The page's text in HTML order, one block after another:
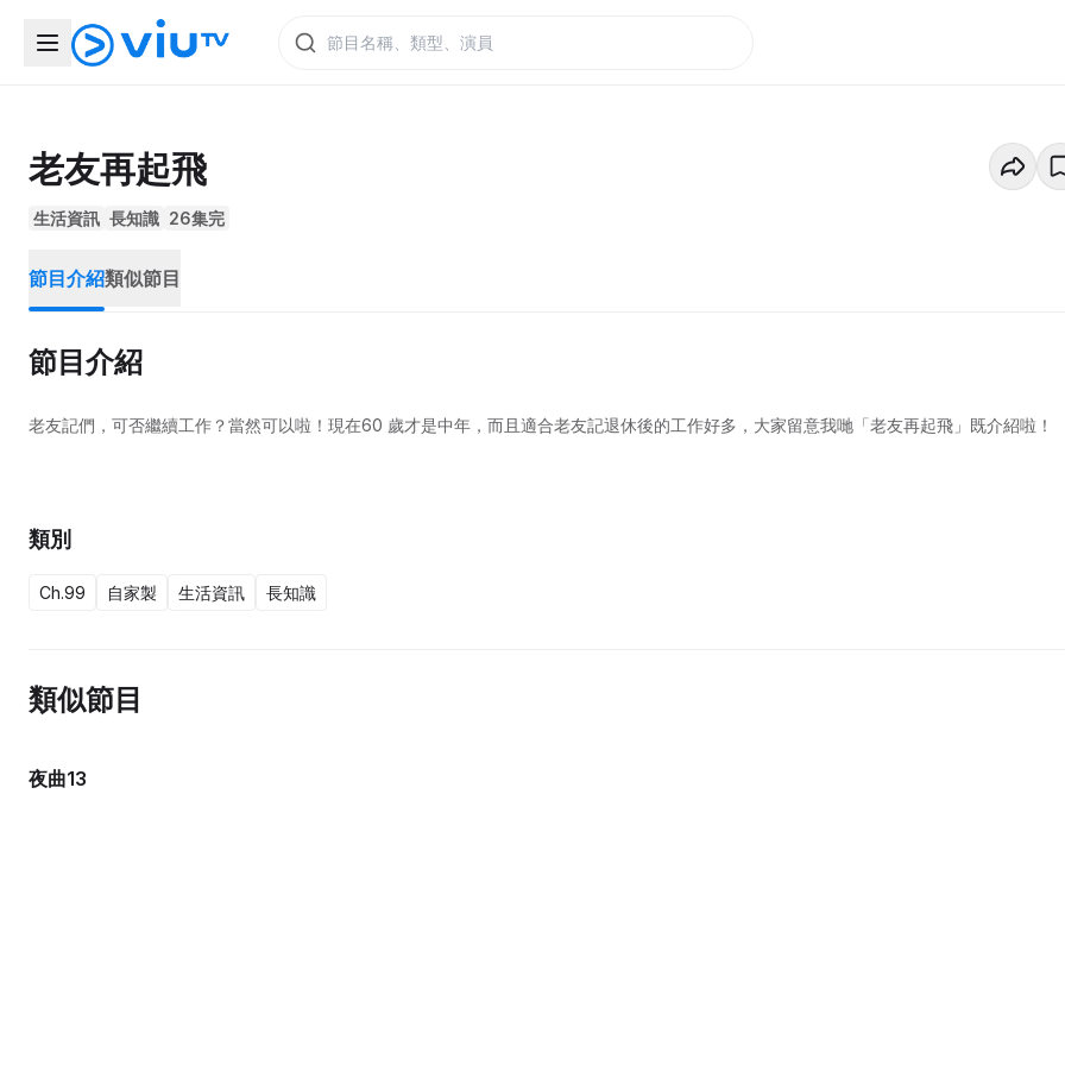
老友再起飛
生活資訊 長知識 26集完
節目介紹類似節目
節目介紹
老友記們，可否繼續工作？當然可以啦！現在60 歲才是中年，而且適合老友記退休後的工作好多，大家留意我哋「老友再起飛」既介紹啦！
類別
Ch.99 自家製 生活資訊 長知識
類似節目
夜曲13